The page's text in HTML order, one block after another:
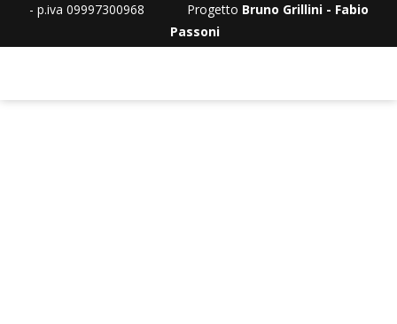
- p.iva 09997300968 Progetto Bruno Grillini - Fabio
Passoni